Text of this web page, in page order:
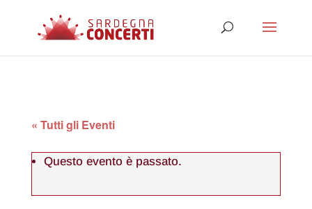
« Tutti gli Eventi
Questo evento è passato.